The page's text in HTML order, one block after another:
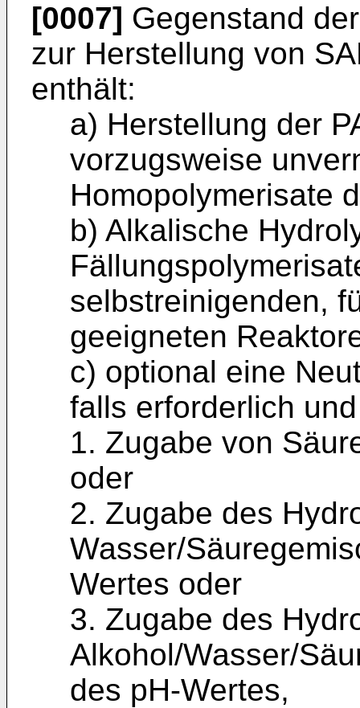
[0007] Gegenstand
zur Herstellung von
enthält:
a) Herstellung der
vorzugsweise
Homopolymerisate
b) Alkalische
selbstreinigenden,
geeigneten
c) optional eine
falls erforderlich
1. Zugabe von
oder
2. Zugabe des
Wasser/
Wertes oder
3. Zugabe des
Alkohol/Wasser/
des pH-Wertes,